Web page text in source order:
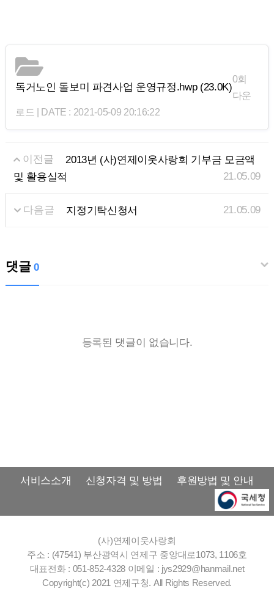
독거노인 돌보미 파견사업 운영규정.hwp(23.0K)
0회
다운
로드 | DATE : 2021-05-09 20:16:22
이전글
2013년 (사)연제이웃사랑회 기부금 모금액
및 활용실적
21.05.09
다음글 지정기탁신청서 21.05.09
댓글0
등록된 댓글이 없습니다.
서비스소개 신청자격 및 방법 후원방법 및 안내
(사)연제이웃사랑회
주소 : (47541) 부산광역시 연제구 중앙대로1073, 1106호
대표전화 : 051-852-4328 이메일 : jys2929@hanmail.net
Copyright(c) 2021 연제구청. All Rights Reserved.